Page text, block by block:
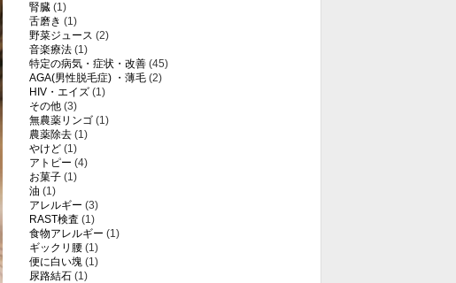
腎臓 (1)
舌磨き (1)
野菜ジュース (2)
音楽療法 (1)
特定の病気・症状・改善 (45)
AGA(男性脱毛症) ・薄毛 (2)
HIV・エイズ (1)
その他 (3)
無農薬リンゴ (1)
農薬除去 (1)
やけど (1)
アトピー (4)
お菓子 (1)
油 (1)
アレルギー (3)
RAST検査 (1)
食物アレルギー (1)
ギックリ腰 (1)
便に白い塊 (1)
尿路結石 (1)